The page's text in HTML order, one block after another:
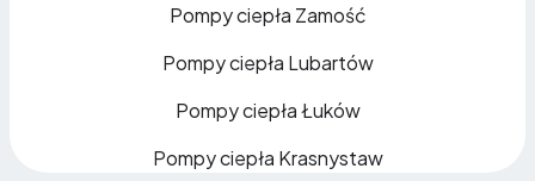
Pompy ciepła Zamość
Pompy ciepła Lubartów
Pompy ciepła Łuków
Pompy ciepła Krasnystaw